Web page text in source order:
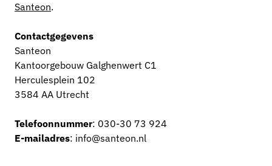
Santeon.
Contactgegevens
Santeon
Kantoorgebouw Galghenwert C1
Herculesplein 102
3584 AA Utrecht
Telefoonnummer: 030-30 73 924
E-mailadres: info@santeon.nl